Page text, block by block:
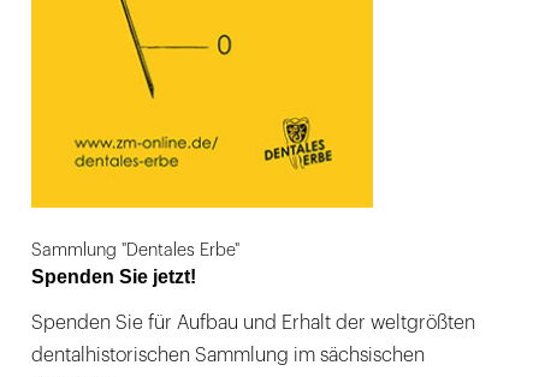
Sammlung "Dentales Erbe"
Spenden Sie jetzt!
Spenden Sie für Aufbau und Erhalt der weltgrößten
dentalhistorischen Sammlung im sächsischen